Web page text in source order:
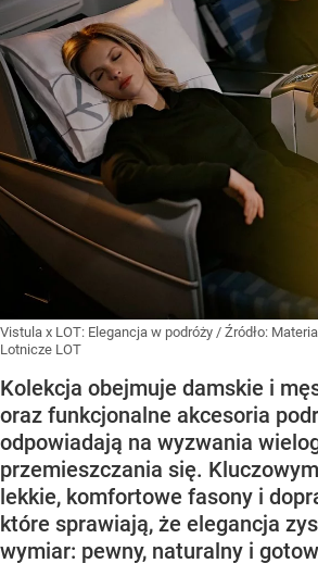
Vistula x LOT: Elegancja w podróży / Źródło:
Lotnicze LOT
Kolekcja obejmuje damskie i
oraz funkcjonalne akcesoria
odpowiadają na wyzwania
przemieszczania się.
lekkie, komfortowe fasony i
które sprawiają, że elegancja
wymiar: pewny, naturalny i